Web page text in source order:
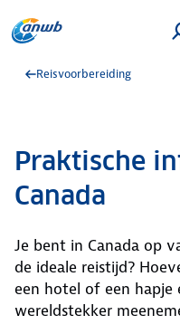
Reisvoorbereiding
Praktische
Canada
Je bent in Canada op
de ideale reistijd?
een hotel of een hapje
wereldstekker